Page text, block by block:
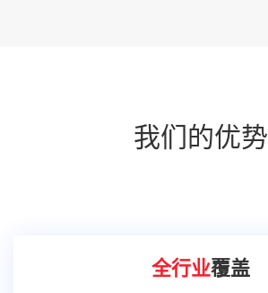
我们的优势
全行业覆盖